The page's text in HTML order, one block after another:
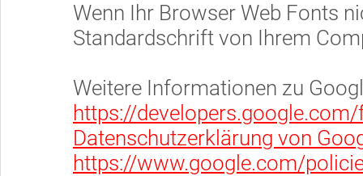
Wenn Ihr Browser Web Fonts
Standardschrift von Ihrem
Weitere Informationen zu
https://
Datenschutzerklärung von
https://www.google.com/